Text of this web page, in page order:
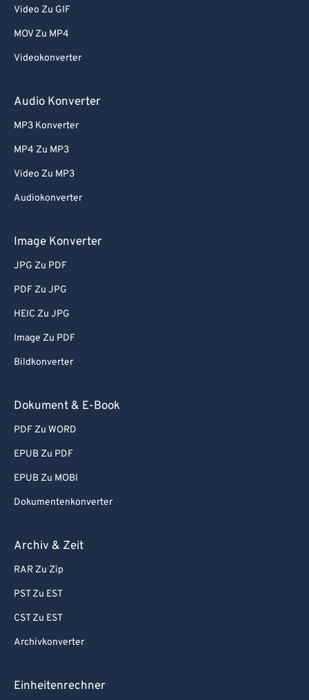
Video Zu GIF
MOV Zu MP4
Videokonverter
Audio Konverter
MP3 Konverter
MP4 Zu MP3
Video Zu MP3
Audiokonverter
Image Konverter
JPG Zu PDF
PDF Zu JPG
HEIC Zu JPG
Image Zu PDF
Bildkonverter
Dokument & E-Book
PDF Zu WORD
EPUB Zu PDF
EPUB Zu MOBI
Dokumentenkonverter
Archiv & Zeit
RAR Zu Zip
PST Zu EST
CST Zu EST
Archivkonverter
Einheitenrechner